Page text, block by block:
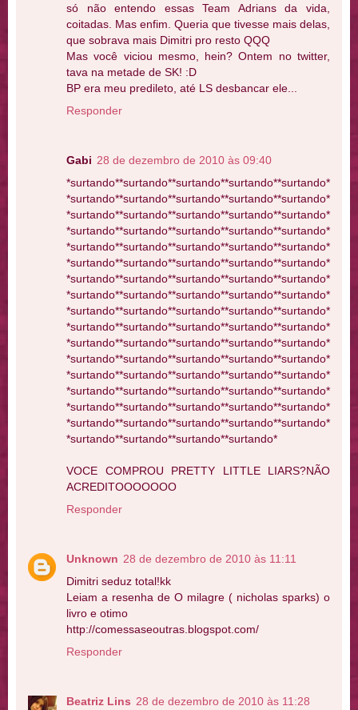
só não entendo essas Team Adrians da vida,
coitadas. Mas enfim. Queria que tivesse mais delas,
que sobrava mais Dimitri pro resto QQQ
Mas você viciou mesmo, hein? Ontem no twitter,
tava na metade de SK! :D
BP era meu predileto, até LS desbancar ele...
Responder
Gabi 28 de dezembro de 2010 às 09:40
*surtando**surtando**surtando**surtando**surtando*
*surtando**surtando**surtando**surtando**surtando*
*surtando**surtando**surtando**surtando**surtando*
*surtando**surtando**surtando**surtando**surtando*
*surtando**surtando**surtando**surtando**surtando*
*surtando**surtando**surtando**surtando**surtando*
*surtando**surtando**surtando**surtando**surtando*
*surtando**surtando**surtando**surtando**surtando*
*surtando**surtando**surtando**surtando**surtando*
*surtando**surtando**surtando**surtando**surtando*
*surtando**surtando**surtando**surtando**surtando*
*surtando**surtando**surtando**surtando**surtando*
*surtando**surtando**surtando**surtando**surtando*
*surtando**surtando**surtando**surtando**surtando*
*surtando**surtando**surtando**surtando**surtando*
*surtando**surtando**surtando**surtando**surtando*
*surtando**surtando**surtando**surtando*
VOCE COMPROU PRETTY LITTLE LIARS?NÃO
ACREDITOOOOOOO
Responder
Unknown 28 de dezembro de 2010 às 11:11
Dimitri seduz total!kk
Leiam a resenha de O milagre ( nicholas sparks) o
livro e otimo
http://comessaseoutras.blogspot.com/
Responder
Beatriz Lins 28 de dezembro de 2010 às 11:28